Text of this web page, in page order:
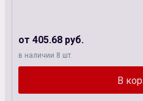
от 405.68 руб.
в наличии 8 шт.